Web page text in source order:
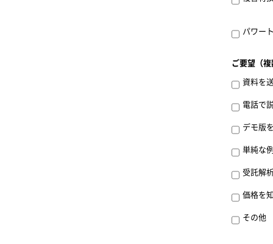
パワー
ご要望（
資料を
電話で
デモ版
単純な
受託解
価格を
その他